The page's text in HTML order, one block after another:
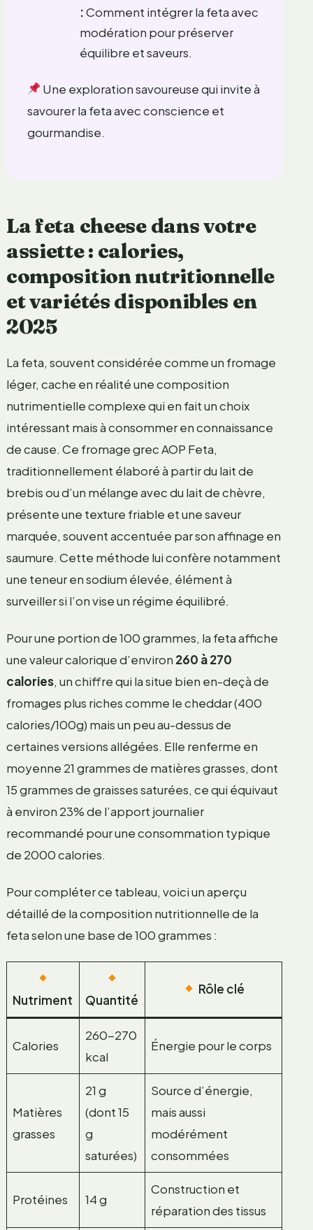
:Comment intégrer la feta avec
modération pour préserver
équilibre et saveurs.
Une exploration savoureuse qui invite à
savourer la feta avec conscience et
gourmandise.
La feta cheese dans votre
assiette : calories,
composition nutritionnelle
et variétés disponibles en
2025
La feta, souvent considérée comme un fromage
léger, cache en réalité une composition
nutrimentielle complexe qui en fait un choix
intéressant mais à consommer en connaissance
de cause. Ce fromage grec AOP Feta,
traditionnellement élaboré à partir du lait de
brebis ou d’un mélange avec du lait de chèvre,
présente une texture friable et une saveur
marquée, souvent accentuée par son affinage en
saumure. Cette méthode lui confère notamment
une teneur en sodium élevée, élément à
surveiller si l’on vise un régime équilibré.
Pour une portion de 100 grammes, la feta affiche
une valeur calorique d’environ 260 à 270
calories, un chiffre qui la situe bien en-deçà de
fromages plus riches comme le cheddar (400
calories/100g) mais un peu au-dessus de
certaines versions allégées. Elle renferme en
moyenne 21 grammes de matières grasses, dont
15 grammes de graisses saturées, ce qui équivaut
à environ 23% de l’apport journalier
recommandé pour une consommation typique
de 2000 calories.
Pour compléter ce tableau, voici un aperçu
détaillé de la composition nutritionnelle de la
feta selon une base de 100 grammes :
Nutriment Quantité
Rôle clé
Calories
260-270
kcal
Énergie pour le corps
Matières
grasses
21 g
(dont 15
g
saturées)
Source d’énergie,
mais aussi
modérément
consommées
Protéines 14 g
Construction et
réparation des tissus